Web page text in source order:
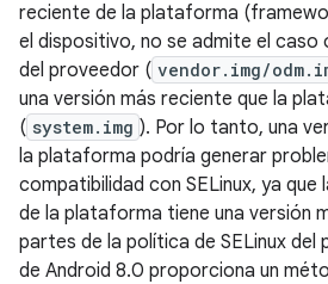
reciente de la plataforma
el dispositivo, no se admite el caso
del proveedor ( vendor.img/
una versión más reciente que la
( system.img ). Por lo tanto, una
la plataforma podría generar
compatibilidad con SELinux, ya que
de la plataforma tiene una versión
partes de la política de SELinux del
de Android 8.0 proporciona un